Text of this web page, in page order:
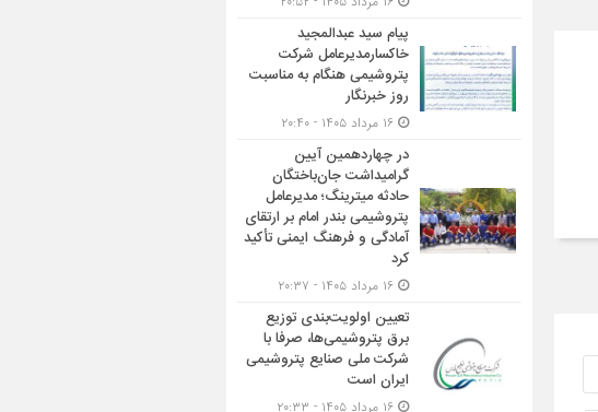
پیام سید عبدالمجید
خاکسارمدیرعامل شرکت
پتروشیمی هنگام به مناسبت
روز خبرنگار
در چهاردهمین آیین
گرامیداشت جان‌باختگان
حادثه میترینگ؛ مدیرعامل
پتروشیمی بندر امام بر ارتقای
آمادگی و فرهنگ ایمنی تأکید
کرد
تعیین اولویت‌بندی توزیع
برق پتروشیمی‌ها، صرفا با
شرکت ملی صنایع پتروشیمی
ایران است